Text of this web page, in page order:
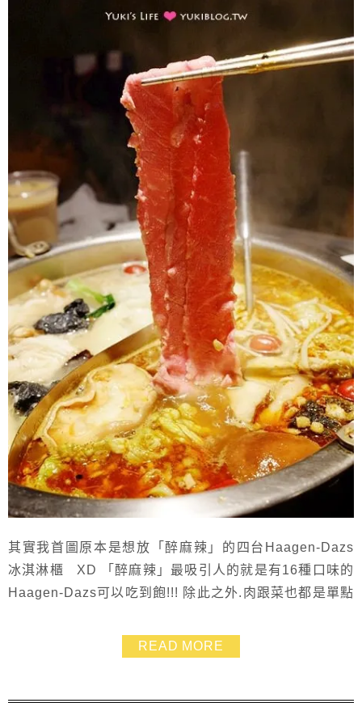
其實我首圖原本是想放「醉麻辣」的四台Haagen-Dazs
冰淇淋櫃 XD 「醉麻辣」最吸引人的就是有16種口味的
Haagen-Dazs可以吃到飽!!! 除此之外.肉跟菜也都是單點
~~ 前陣子我是吃輕食比較多.所以翻閱到網路文章時就特
別想吃肉啦~~ 趕快約了愛吃火鍋一族就一起來去啦~~
READ MORE